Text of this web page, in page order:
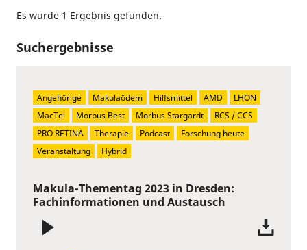
Es wurde 1 Ergebnis gefunden.
Suchergebnisse
Makula-Thementag 2023 in Dresden:
Fachinformationen und Austausch
Angehörige Makulaödem Hilfsmittel AMD
LHON
MacTel
Morbus Best Morbus Stargardt
RCS / CCS
PRO RETINA
Therapie Podcast
Forschung heute
Veranstaltung
Hybrid